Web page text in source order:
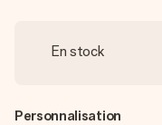
En stock
Personnalisation